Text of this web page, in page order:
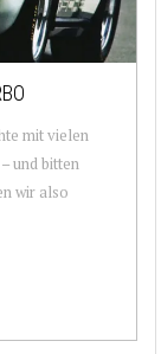
mit vielen
und bitten
wir also